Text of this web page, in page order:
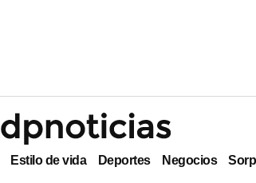
Estilo de vida Deportes Negocios